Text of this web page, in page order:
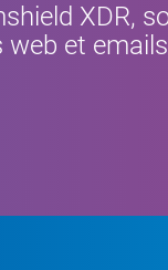
XDR,
et